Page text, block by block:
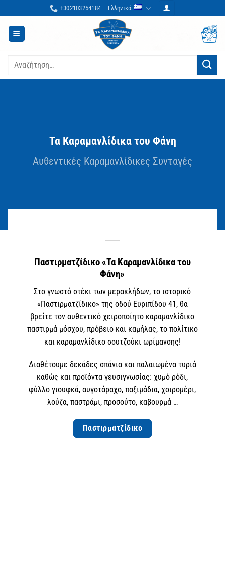
στο
περιεχόμενο
+302103254184 Ελληνικά
Αναζήτηση
Τα Καραμανλίδικα του Φάνη
Αυθεντικές Καραμανλίδικες Συνταγές
Παστιρματζίδικο «Τα Καραμανλίδικα του
Φάνη»
Στο γνωστό στέκι των μερακλήδων, το ιστορικό
«Παστιρματζίδικο» της οδού Ευριπίδου 41, θα
βρείτε τον αυθεντικό χειροποίητο καραμανλίδικο
παστιρμά μόσχου, πρόβειο και καμήλας, το πολίτικο
και καραμανλίδικο σουτζούκι ωρίμανσης!
Διαθέτουμε δεκάδες σπάνια και παλαιωμένα τυριά
καθώς και προϊόντα γευσιγνωσίας: χυμό ρόδι,
φύλλο γιουφκά, αυγοτάραχο, παξιμάδια, χοιρομέρι,
λούζα, παστράμι, προσούτο, καβουρμά …
Παστιρματζίδικο